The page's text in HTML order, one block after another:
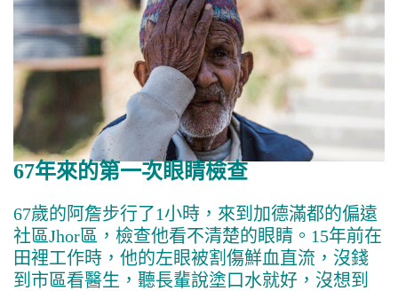
67年來的第一次眼睛檢查
67歲的阿詹步行了1小時，來到加德滿都的偏遠
社區Jhor區，檢查他看不清楚的眼睛。15年前在
田裡工作時，他的左眼被割傷鮮血直流，沒錢
到市區看醫生，聽長輩說塗口水就好，沒想到